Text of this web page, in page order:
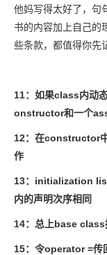
他妈写得太好了，句
书的内容加上自己的
些条款，都值得你先
11：如果class内动
onstructor和一个
12：在constructor
作
13：initialization
内的声明次序相同
14：总上base
15：令operator =